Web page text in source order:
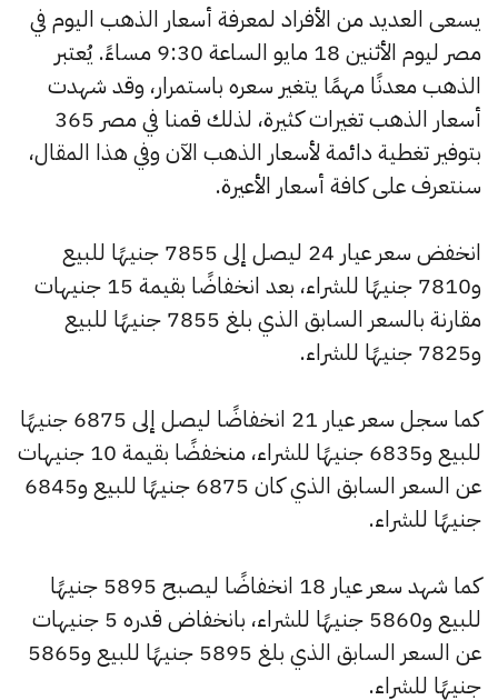
يسعى العديد من الأفراد لمعرفة أسعار الذهب اليوم في
مصر ليوم الأثنين 18 مايو الساعة 9:30 مساءً. يُعتبر
الذهب معدنًا مهمًا يتغير سعره باستمرار، وقد شهدت
أسعار الذهب تغيرات كثيرة، لذلك قمنا في مصر 365
بتوفير تغطية دائمة لأسعار الذهب الآن وفي هذا المقال،
سنتعرف على كافة أسعار الأعيرة.
انخفض سعر عيار 24 ليصل إلى 7855 جنيهًا للبيع
و7810 جنيهًا للشراء، بعد انخفاضًا بقيمة 15 جنيهات
مقارنة بالسعر السابق الذي بلغ 7855 جنيهًا للبيع
و7825 جنيهًا للشراء.
كما سجل سعر عيار 21 انخفاضًا ليصل إلى 6875 جنيهًا
للبيع و6835 جنيهًا للشراء، منخفضًا بقيمة 10 جنيهات
عن السعر السابق الذي كان 6875 جنيهًا للبيع و6845
جنيهًا للشراء.
كما شهد سعر عيار 18 انخفاضًا ليصبح 5895 جنيهًا
للبيع و5860 جنيهًا للشراء، بانخفاض قدره 5 جنيهات
عن السعر السابق الذي بلغ 5895 جنيهًا للبيع و5865
جنيهًا للشراء.